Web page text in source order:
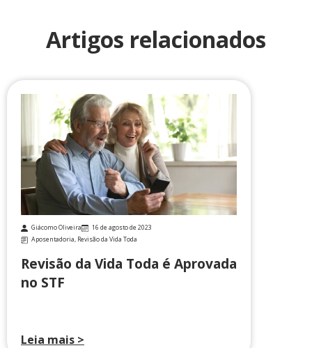
Artigos relacionados
Giácomo Oliveira
16 de agosto de 2023
Aposentadoria, Revisão da Vida Toda
Revisão da Vida Toda é Aprovada
no STF
Leia mais >